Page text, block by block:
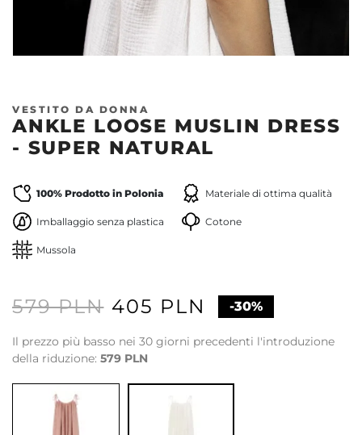
VESTITO DA DONNA
ANKLE LOOSE MUSLIN DRESS
- SUPER NATURAL
100% Prodotto in Polonia Materiale di ottima qualità
Imballaggio senza plastica Cotone
Mussola
579 PLN 405 PLN -30%
Il prezzo più basso nei 30 giorni precedenti l'introduzione
della riduzione: 579 PLN